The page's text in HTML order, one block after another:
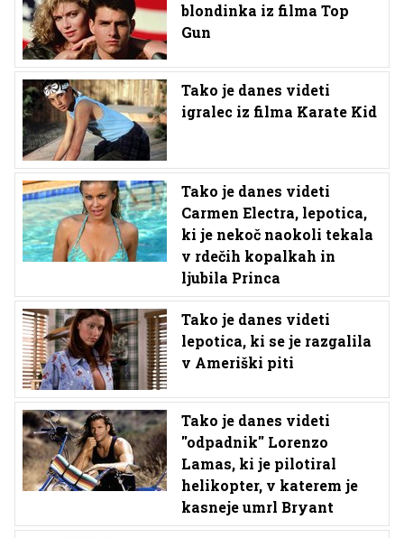
blondinka iz filma Top
Gun
Tako je danes videti
igralec iz filma Karate Kid
Tako je danes videti
Carmen Electra, lepotica,
ki je nekoč naokoli tekala
v rdečih kopalkah in
ljubila Princa
Tako je danes videti
lepotica, ki se je razgalila
v Ameriški piti
Tako je danes videti
''odpadnik'' Lorenzo
Lamas, ki je pilotiral
helikopter, v katerem je
kasneje umrl Bryant